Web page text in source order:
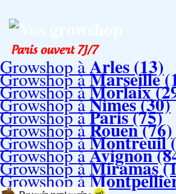
Growshop àArles (13)
Growshop àMarseille
Growshop àMorlaix
Growshop àNimes (30)
Growshop àParis (75)
Growshop àRouen (76)
Growshop àMontreuil
Growshop àAvignon
Growshop àMiramas
Growshop à